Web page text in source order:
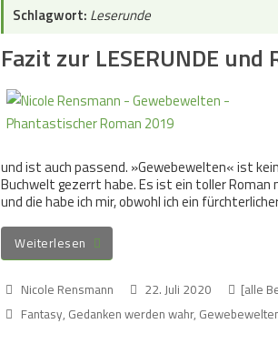
Schlagwort: Leserunde
Fazit zur LESERUNDE
und ist auch passend. »Gewebewelten« ist
Buchwelt gezerrt habe. Es ist ein toller Roman
und die habe ich mir, obwohl ich ein
Weiterlesen
Nicole Rensmann 22. Juli 2020 [alle
Fantasy, Gedanken werden wahr,